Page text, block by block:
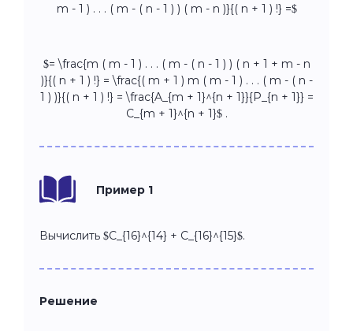
m - 1 ) . . . ( m - ( n - 1 ) ) ( m - n )}{( n + 1 ) !} =$
$= \frac{m ( m - 1 ) . . . ( m - ( n - 1 ) ) ( n + 1 + m - n
)}{( n + 1 ) !} = \frac{( m + 1 ) m ( m - 1 ) . . . ( m - ( n -
1 ) )}{( n + 1 ) !} = \frac{A_{m + 1}^{n + 1}}{P_{n + 1}} =
C_{m + 1}^{n + 1}$ .
Пример 1
Вычислить $C_{16}^{14} + C_{16}^{15}$.
Решение